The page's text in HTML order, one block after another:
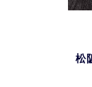
松